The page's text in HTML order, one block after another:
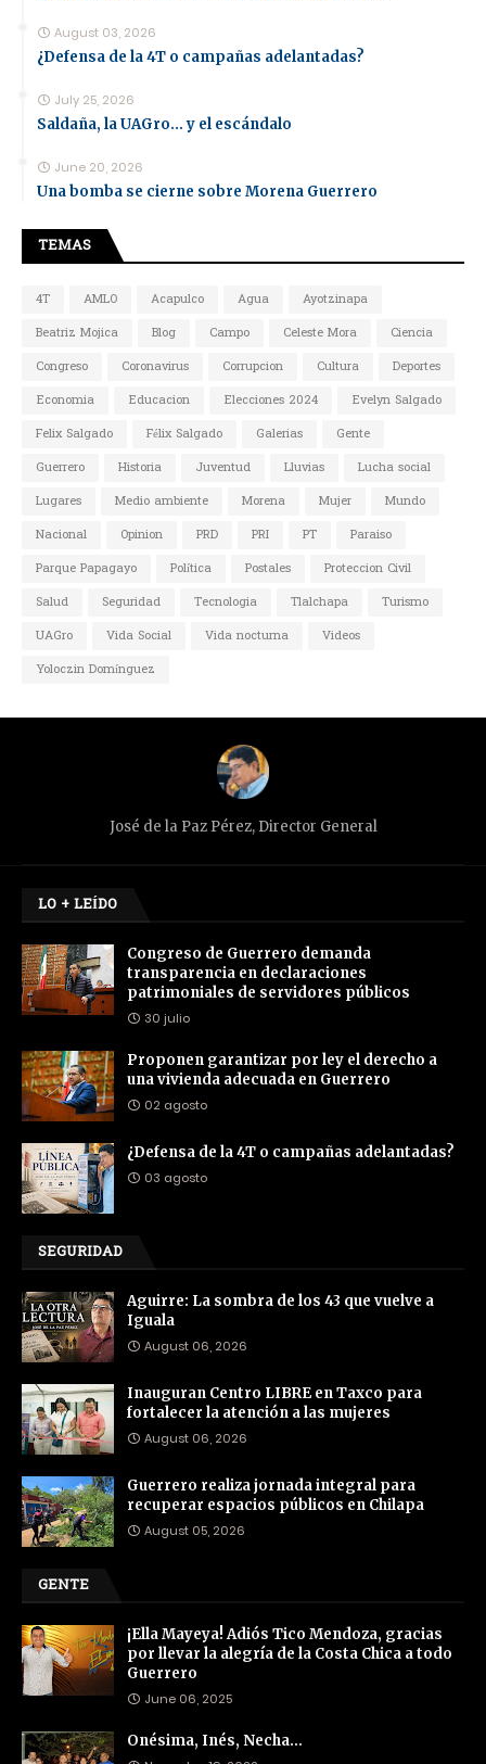
August 03, 2026
¿Defensa de la 4T o campañas adelantadas?
July 25, 2026
Saldaña, la UAGro... y el escándalo
June 20, 2026
Una bomba se cierne sobre Morena Guerrero
TEMAS
4T AMLO Acapulco Agua
Ayotzinapa
Beatriz Mojica
Blog Campo Celeste Mora
Ciencia
Congreso
Coronavirus Corrupcion Cultura
Deportes
Economia
Educacion Elecciones 2024
Evelyn Salgado
Felix Salgado
Félix Salgado Galerias
Gente
Guerrero
Historia Juventud Lluvias
Lucha social
Lugares
Medio ambiente Morena Mujer
Mundo
Nacional
Opinion PRD PRI PT
Paraiso
Parque Papagayo
Política Postales
Proteccion Civil
Salud
Seguridad Tecnologia Tlalchapa
Turismo
UAGro
Vida Social Vida nocturna
Videos
Yoloczin Domínguez
José de la Paz Pérez, Director General
LO + LEÍDO
Congreso de Guerrero demanda
transparencia en declaraciones
patrimoniales de servidores públicos
30 julio
Proponen garantizar por ley el derecho a
una vivienda adecuada en Guerrero
02 agosto
¿Defensa de la 4T o campañas adelantadas?
03 agosto
SEGURIDAD
Aguirre: La sombra de los 43 que vuelve a
Iguala
August 06, 2026
Inauguran Centro LIBRE en Taxco para
fortalecer la atención a las mujeres
August 06, 2026
Guerrero realiza jornada integral para
recuperar espacios públicos en Chilapa
August 05, 2026
GENTE
¡Ella Mayeya! Adiós Tico Mendoza, gracias
por llevar la alegría de la Costa Chica a todo
Guerrero
June 06, 2025
Onésima, Inés, Necha…